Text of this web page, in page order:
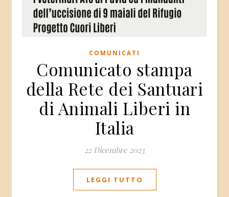
COMUNICATI
Comunicato stampa
della Rete dei Santuari
di Animali Liberi in
Italia
22 Dicembre 2023
LEGGI TUTTO